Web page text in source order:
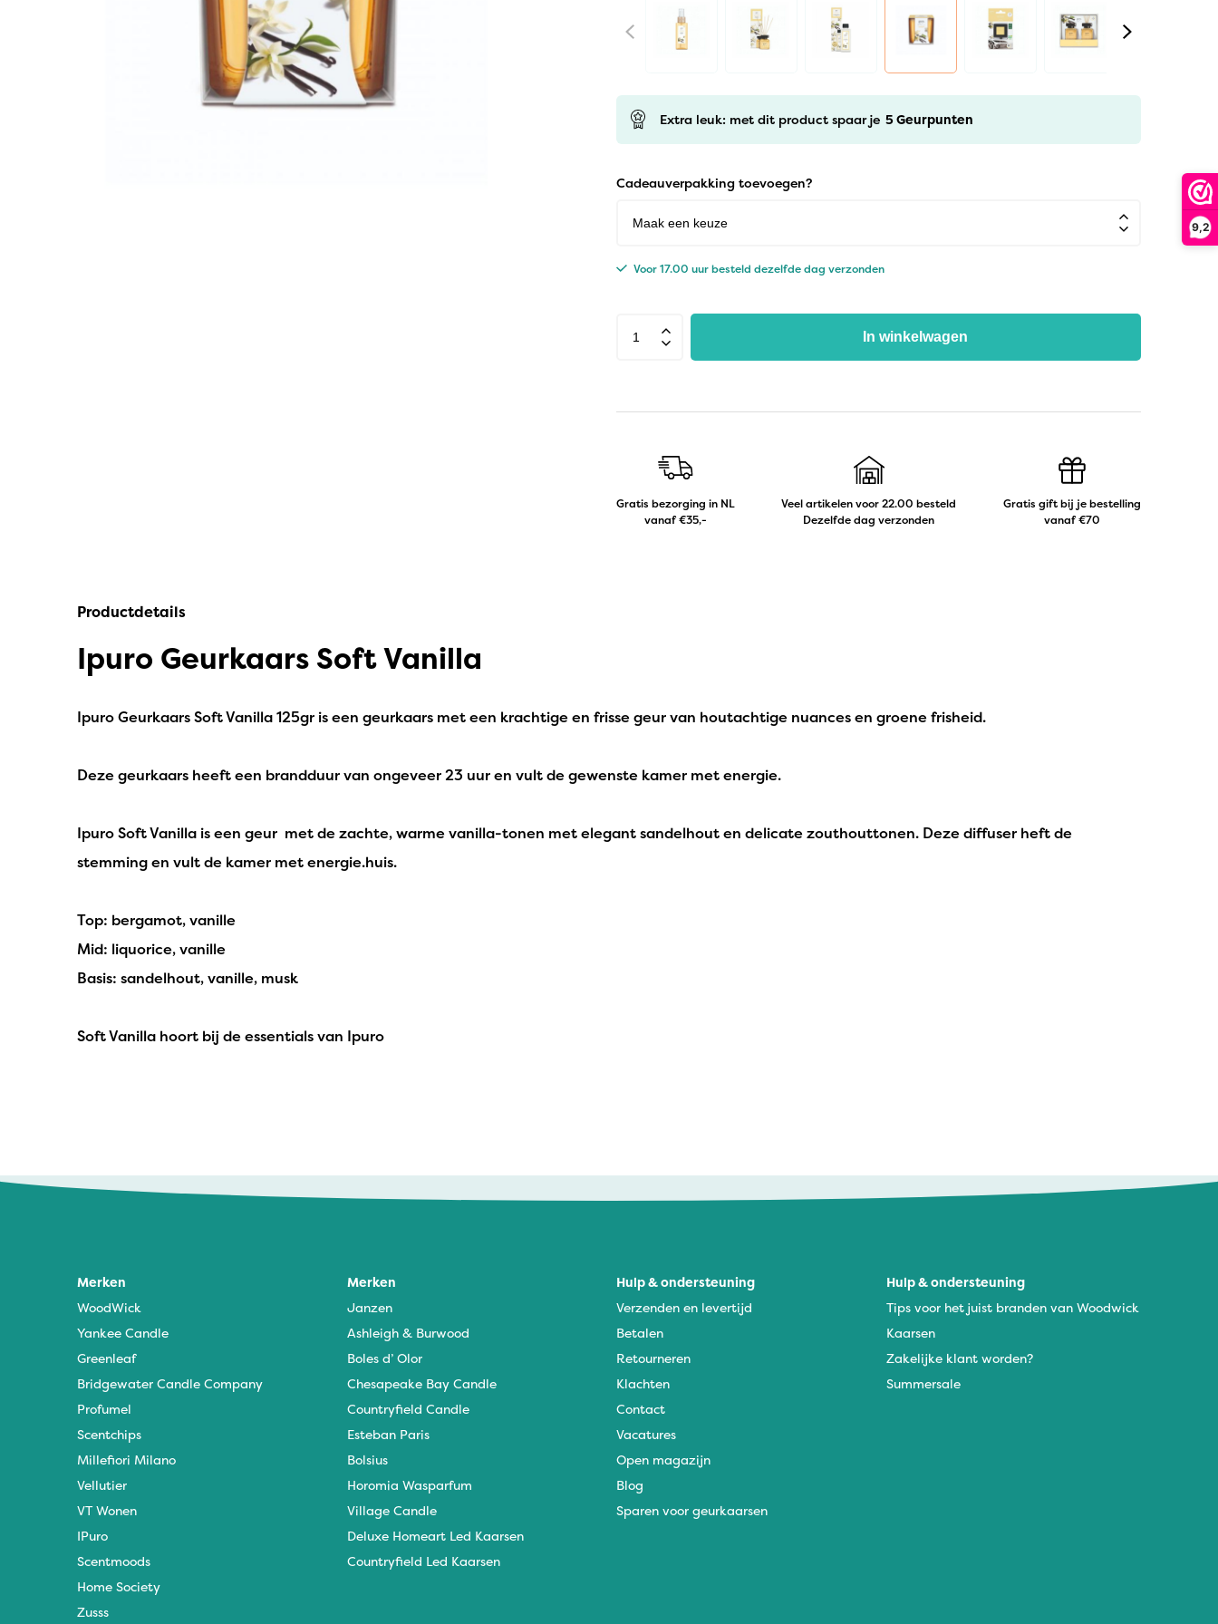
9,2
Millefiori Milano
Scentmoods
Joeff Muuss
Extra leuk: met dit product spaar je 5Geurpunten
Cadeauverpakking toevoegen?
Voor 17.00 uur besteld dezelfde dag verzonden
In winkelwagen
Gratis bezorging in NL
vanaf €35,-
Veel artikelen voor 22.00 besteld
Dezelfde dag verzonden
Gratis gift bij je bestelling
vanaf €70
Productdetails
Ipuro Geurkaars Soft Vanilla
Ipuro Geurkaars Soft Vanilla 125gr is een geurkaars met een krachtige en frisse geur van houtachtige nuances en groene frisheid.
Deze geurkaars heeft een brandduur van ongeveer 23 uur en vult de gewenste kamer met energie.
Ipuro Soft Vanilla is een geur met de zachte, warme vanilla-tonen met elegant sandelhout en delicate zouthouttonen. Deze diffuser heft de
stemming en vult de kamer met energie.huis.
Top: bergamot, vanille
Mid: liquorice, vanille
Basis: sandelhout, vanille, musk
Soft Vanilla hoort bij de essentials van Ipuro
Merken
WoodWick
Yankee Candle
Greenleaf
Bridgewater Candle Company
Profumel
Scentchips
Millefiori Milano
Vellutier
VT Wonen
IPuro
Scentmoods
Home Society
Zusss
Merken
Janzen
Ashleigh & Burwood
Boles d’ Olor
Chesapeake Bay Candle
Countryfield Candle
Esteban Paris
Bolsius
Horomia Wasparfum
Village Candle
Deluxe Homeart Led Kaarsen
Countryfield Led Kaarsen
Hulp & ondersteuning
Verzenden en levertijd
Betalen
Retourneren
Klachten
Contact
Vacatures
Open magazijn
Blog
Sparen voor geurkaarsen
Hulp & ondersteuning
Tips voor het juist branden van Woodwick
Kaarsen
Zakelijke klant worden?
Summersale